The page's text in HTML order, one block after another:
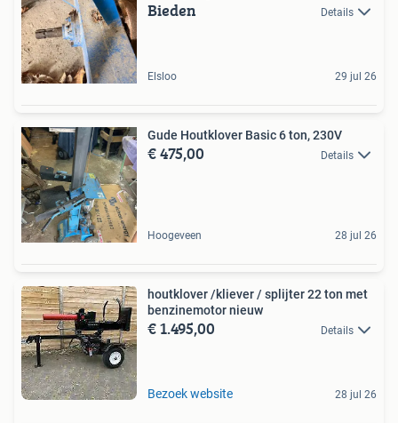
Bieden Details
Elsloo 29 jul 26
Gude Houtklover Basic 6 ton, 230V
€ 475,00 Details
Hoogeveen 28 jul 26
houtklover /kliever / splijter 22 ton met
benzinemotor nieuw
€ 1.495,00 Details
Bezoek website 28 jul 26